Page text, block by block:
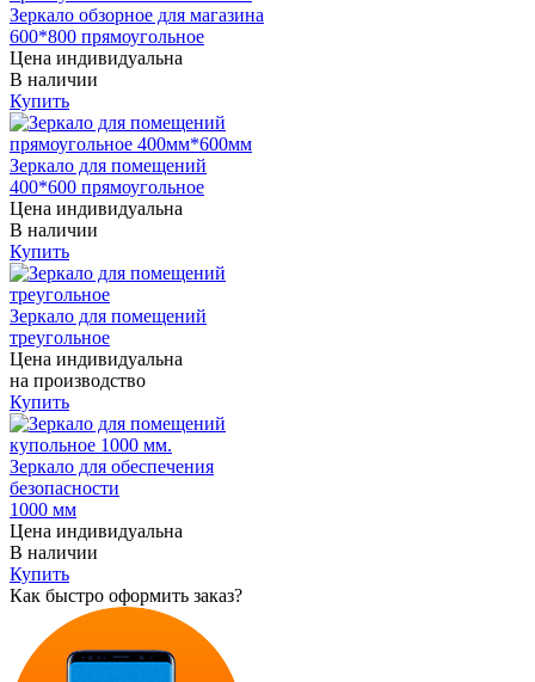
Зеркало обзорное для магазина
600*800 прямоугольное
Цена индивидуальна
В наличии
Купить
Зеркало для помещений
400*600 прямоугольное
Цена индивидуальна
В наличии
Купить
Зеркало для помещений
треугольное
Цена индивидуальна
на производство
Купить
Зеркало для обеспечения
безопасности
1000 мм
Цена индивидуальна
В наличии
Купить
Как быстро оформить заказ?